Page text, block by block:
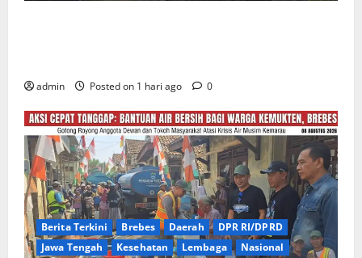
admin Posted on 1 hari ago 0
Berita Terkini Brebes Daerah
DPR RI/DPRD
Jawa Tengah
Kesehatan Lembaga
Nasional